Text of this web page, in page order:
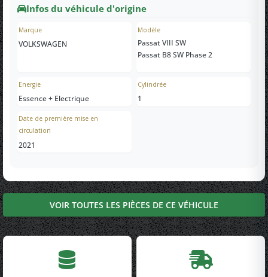
Infos du véhicule d'origine
Marque
VOLKSWAGEN
Modèle
Passat VIII SW
Passat B8 SW Phase 2
Energie
Essence + Electrique
Cylindrée
1
Date de première mise en
circulation
2021
VOIR TOUTES LES PIÈCES DE CE VÉHICULE